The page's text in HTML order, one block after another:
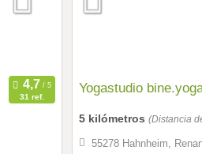
31 ref.
Yogastudio
5 kilómetros (Distancia
55278 Hahnheim,